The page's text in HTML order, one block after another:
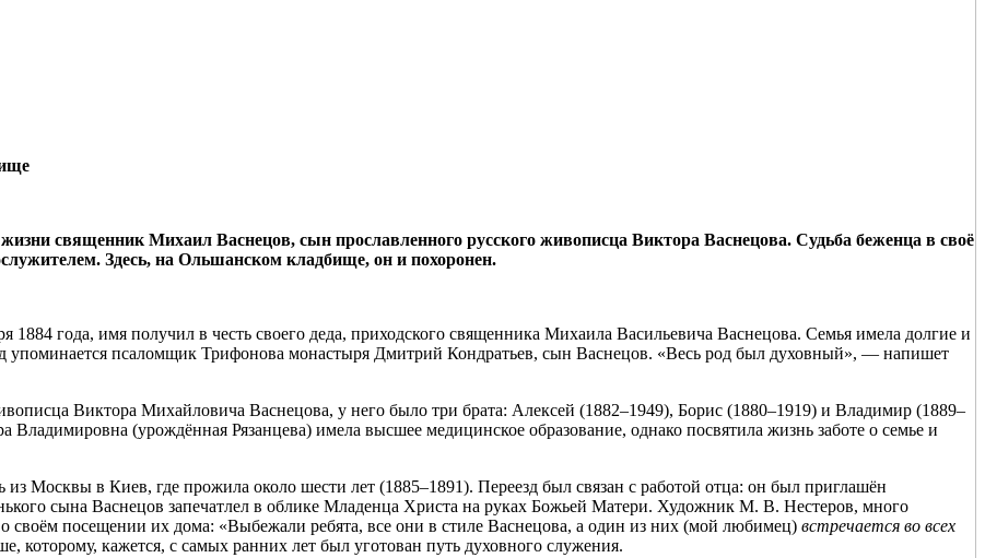
священник Михаил Васнецов, сын прославленного русского живописца Виктора Васнецова. Судьба беженца в своё
Здесь, на Ольшанском кладбище, он и похоронен.
года, имя получил в честь своего деда, приходского священника Михаила Васильевича Васнецова. Семья имела долгие и
упоминается псаломщик Трифонова монастыря Дмитрий Кондратьев, сын Васнецов. «Весь род был духовный», — напишет
Виктора Михайловича Васнецова, у него было три брата: Алексей (1882–1949), Борис (1880–1919) и Владимир (1889–
Владимировна (урождённая Рязанцева) имела высшее медицинское образование, однако посвятила жизнь заботе о семье и
Москвы в Киев, где прожила около шести лет (1885–1891). Переезд был связан с работой отца: он был приглашён
сына Васнецов запечатлел в облике Младенца Христа на руках Божьей Матери. Художник М. В. Нестеров, много
посещении их дома: «Выбежали ребята, все они в стиле Васнецова, а один из них (мой любимец) встречается во всех
которому, кажется, с самых ранних лет был уготован путь духовного служения.